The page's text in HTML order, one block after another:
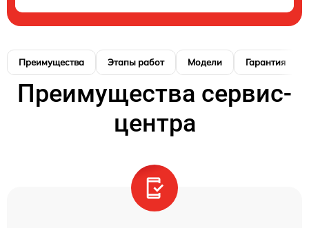
Преимущества Этапы работ Модели Гарантия
Преимущества сервис-
центра